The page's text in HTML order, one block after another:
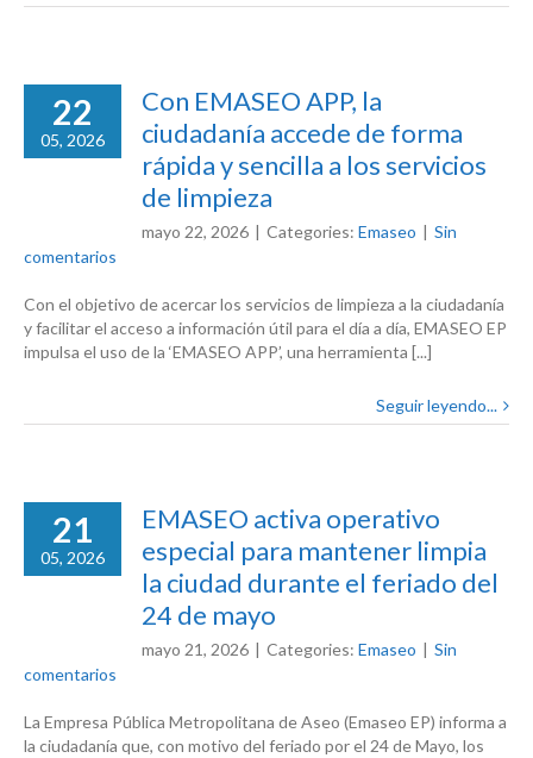
22
05, 2026
Con EMASEO APP, la
ciudadanía accede de forma
rápida y sencilla a los servicios
de limpieza
mayo 22, 2026 | Categories: Emaseo | Sin
comentarios
Con el objetivo de acercar los servicios de limpieza a la ciudadanía
y facilitar el acceso a información útil para el día a día, EMASEO EP
impulsa el uso de la ‘EMASEO APP’, una herramienta [...]
Seguir leyendo...
21
05, 2026
EMASEO activa operativo
especial para mantener limpia
la ciudad durante el feriado del
24 de mayo
mayo 21, 2026 | Categories: Emaseo | Sin
comentarios
La Empresa Pública Metropolitana de Aseo (Emaseo EP) informa a
la ciudadanía que, con motivo del feriado por el 24 de Mayo, los